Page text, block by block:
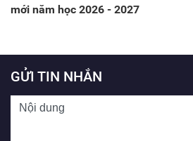
mới năm học 2026 - 2027
GỬI TIN NHẮN